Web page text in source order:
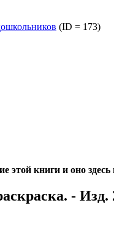
(ID = 173)
книги и оно здесь
- Изд.